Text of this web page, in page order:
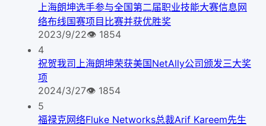
上海朗坤选手参与全国第二届职业技能大赛信息网
络布线国赛项目比赛并获优胜奖
2023/9/22👁 1854
4
祝贺我司上海朗坤荣获美国NetAlly公司颁发三大奖
项
2024/3/27👁 1854
5
福禄克网络Fluke Networks总裁Arif Kareem先生